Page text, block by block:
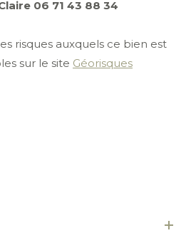
06 71 43 88 34
risques auxquels ce bien est
sur le site Géorisques